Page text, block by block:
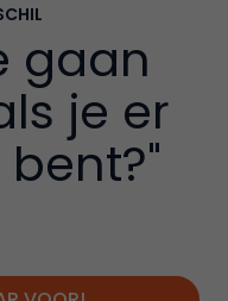
gaan
je er